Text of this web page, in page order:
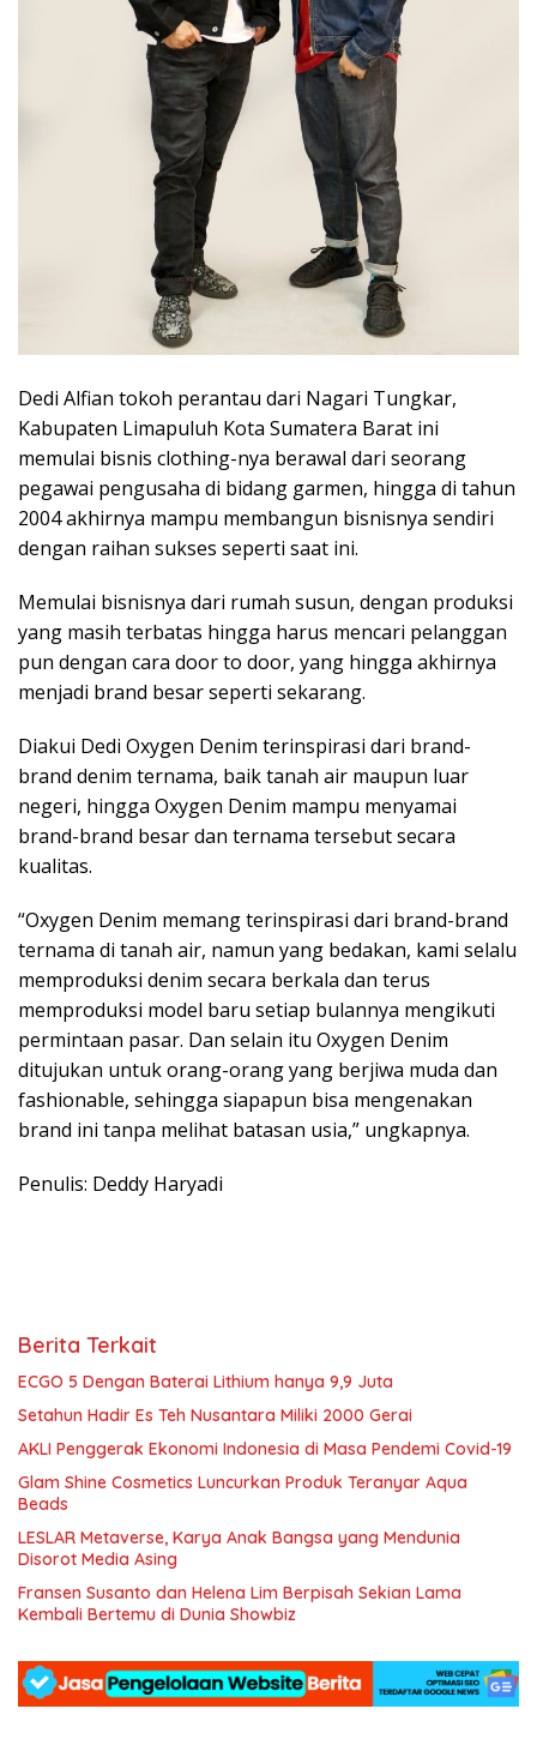
Dedi Alfian tokoh perantau dari Nagari Tungkar,
Kabupaten Limapuluh Kota Sumatera Barat ini
memulai bisnis clothing-nya berawal dari seorang
pegawai pengusaha di bidang garmen, hingga di tahun
2004 akhirnya mampu membangun bisnisnya sendiri
dengan raihan sukses seperti saat ini.
Memulai bisnisnya dari rumah susun, dengan produksi
yang masih terbatas hingga harus mencari pelanggan
pun dengan cara door to door, yang hingga akhirnya
menjadi brand besar seperti sekarang.
Diakui Dedi Oxygen Denim terinspirasi dari brand-
brand denim ternama, baik tanah air maupun luar
negeri, hingga Oxygen Denim mampu menyamai
brand-brand besar dan ternama tersebut secara
kualitas.
“Oxygen Denim memang terinspirasi dari brand-brand
ternama di tanah air, namun yang bedakan, kami selalu
memproduksi denim secara berkala dan terus
memproduksi model baru setiap bulannya mengikuti
permintaan pasar. Dan selain itu Oxygen Denim
ditujukan untuk orang-orang yang berjiwa muda dan
fashionable, sehingga siapapun bisa mengenakan
brand ini tanpa melihat batasan usia,” ungkapnya.
Penulis: Deddy Haryadi
Berita Terkait
ECGO 5 Dengan Baterai Lithium hanya 9,9 Juta
Setahun Hadir Es Teh Nusantara Miliki 2000 Gerai
AKLI Penggerak Ekonomi Indonesia di Masa Pendemi Covid-19
Glam Shine Cosmetics Luncurkan Produk Teranyar Aqua
Beads
LESLAR Metaverse, Karya Anak Bangsa yang Mendunia
Disorot Media Asing
Fransen Susanto dan Helena Lim Berpisah Sekian Lama
Kembali Bertemu di Dunia Showbiz